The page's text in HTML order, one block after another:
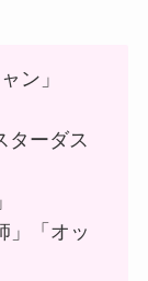
ン」
ターダス
」「オッ